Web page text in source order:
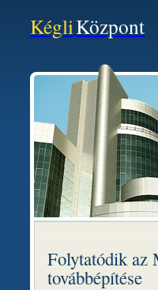
KégliKözpont
Folytatódik az
továbbépítése